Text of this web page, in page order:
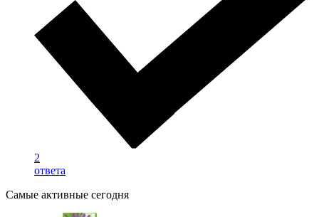
2
ответа
Самые активные сегодня